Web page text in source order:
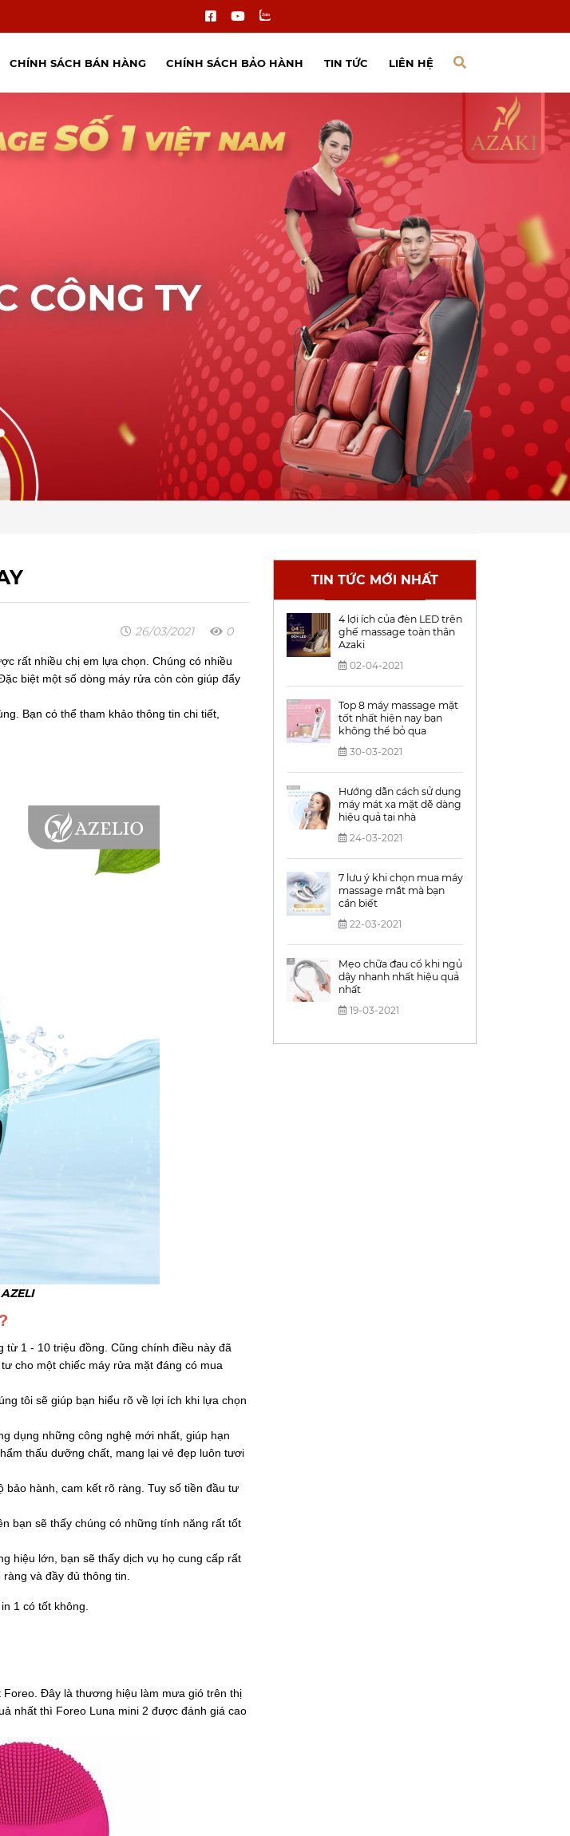
CHÍNH SÁCH BÁN HÀNG CHÍNH SÁCH BẢO HÀNH TIN TỨC
Tin tuyển dụng
LIÊN HỆ
CÔNG TY
26/03/2021 0
rất nhiều chị em lựa chọn. Chúng có nhiều
biệt một số dòng máy rửa còn còn giúp đẩy
Bạn có thể tham khảo thông tin chi tiết,
1 - 10 triệu đồng. Cũng chính điều này đã
cho một chiếc máy rửa mặt đáng có mua
tôi sẽ giúp bạn hiểu rõ về lợi ích khi lựa chọn
dụng những công nghệ mới nhất, giúp hạn
thấu dưỡng chất, mang lại vẻ đẹp luôn tươi
hành, cam kết rõ ràng. Tuy số tiền đầu tư
bạn sẽ thấy chúng có những tính năng rất tốt
hiệu lớn, bạn sẽ thấy dịch vụ họ cung cấp rất
và đầy đủ thông tin.
1 có tốt không.
Đây là thương hiệu làm mưa gió trên thị
nhất thì Foreo Luna mini 2 được đánh giá cao
TIN TỨC MỚI NHẤT
4 lợi ích của đèn LED trên
ghế massage toàn thân
Azaki
02-04-2021
Top 8 máy massage mặt
tốt nhất hiện nay bạn
không thể bỏ qua
30-03-2021
Hướng dẫn cách sử dụng
máy mát xa mặt dễ dàng
hiệu quả tại nhà
24-03-2021
7 lưu ý khi chọn mua máy
massage mắt mà bạn
cần biết
22-03-2021
Mẹo chữa đau cổ khi ngủ
dậy nhanh nhất hiệu quả
nhất
19-03-2021